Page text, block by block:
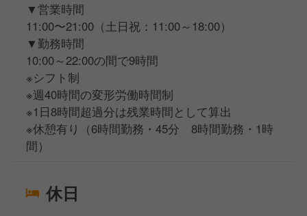
▼営業時間
11:00〜21:00（土日祝：11:00～18:00）
▼勤務時間
10:00～22:00の間で9時間
※シフト制
※週40時間の変形労働時間制
※1日8時間超過分は残業時間として算出
※休憩有り（6時間勤務・45分 8時間勤務・1時
間）
休日